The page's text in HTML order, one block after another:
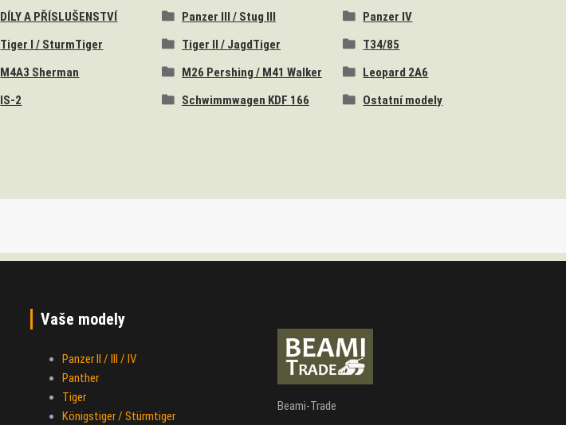
DÍLY A PŘÍSLUŠENSTVÍ Panzer III / Stug III
Panzer IV
Tiger I / SturmTiger Tiger II / JagdTiger
T34/85
M4A3 Sherman M26 Pershing / M41 Walker
Leopard 2A6
IS-2 Schwimmwagen KDF 166
Ostatní modely
Vaše modely
Panzer II / III / IV
Panther
Tiger
Königstiger / Stürmtiger
Beami-Trade